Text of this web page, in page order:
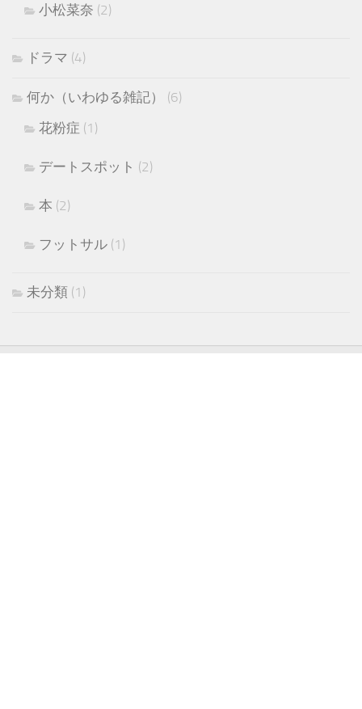
小松菜奈 (2)
ドラマ (4)
何か（いわゆる雑記）
(6)
花粉症 (1)
デートスポット (2)
本 (2)
フットサル (1)
未分類 (1)